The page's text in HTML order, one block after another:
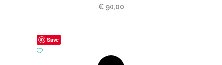
€90,00
Save